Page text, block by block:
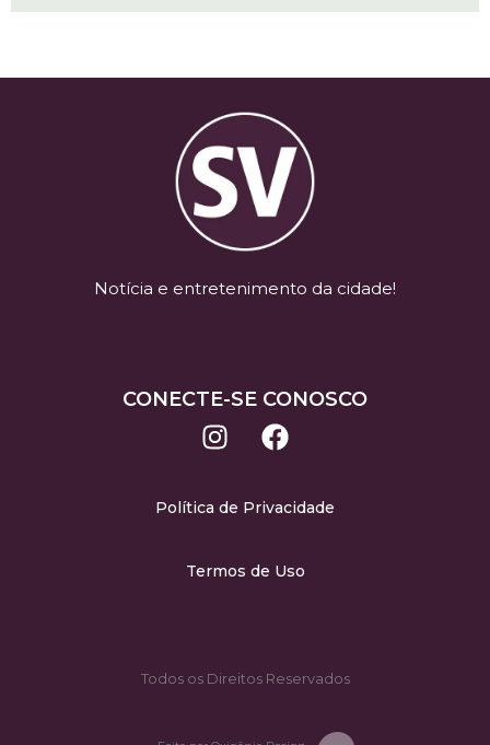
Notícia e entretenimento da cidade!
CONECTE-SE CONOSCO
Política de Privacidade
Termos de Uso
Todos os Direitos Reservados